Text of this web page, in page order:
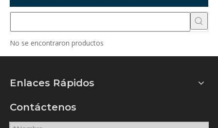
No se encontraron productos
Enlaces Rápidos
Contáctenos